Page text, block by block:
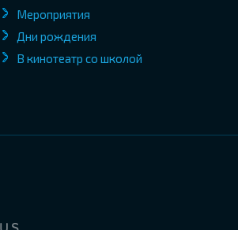
Мероприятия
Дни рождения
В кинотеатр со школой